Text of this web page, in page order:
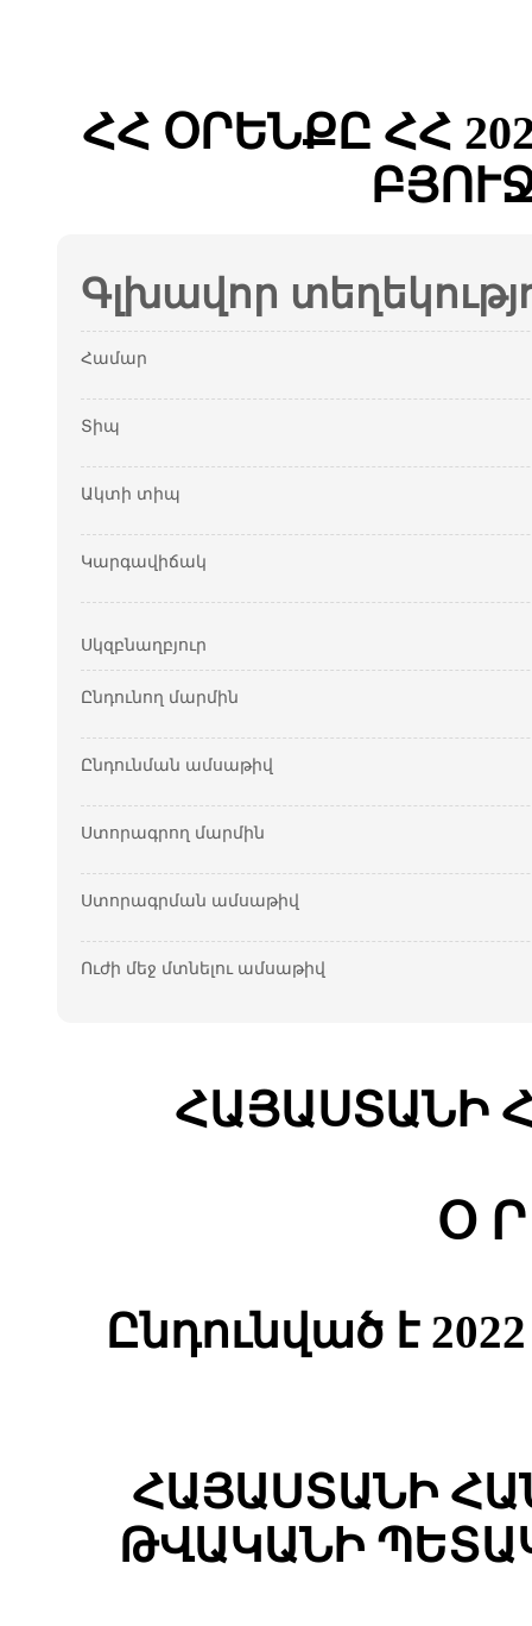
ՀՀ ՕՐԵՆՔԸ ՀՀ
Գլխավոր
Համար
Տիպ
Ակտի տիպ
Կարգավիճակ
Սկզբնաղբյուր
Ընդունող մարմին
Ընդունման ամսաթիվ
Ստորագրող մարմին
Ստորագրման ամսաթիվ
Ուժի մեջ մտնելու ամսաթիվ
ՀԱՅԱՍՏԱՆԻ
Օ
Ընդունված է
ՀԱՅԱՍՏԱՆԻ
ԹՎԱԿԱՆԻ